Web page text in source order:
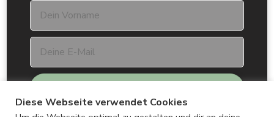
Diese Webseite verwendet Cookies